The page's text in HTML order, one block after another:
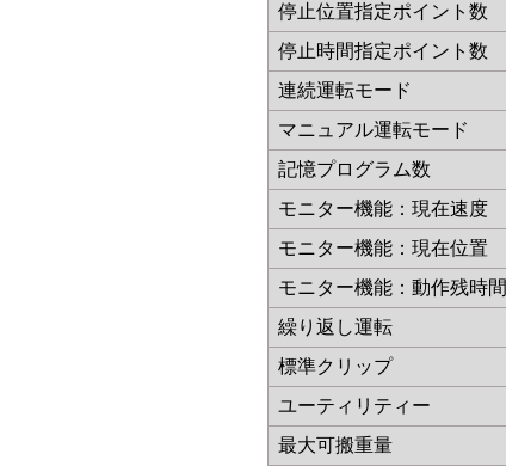
停止位置指定ポイント数
停止時間指定ポイント数
連続運転モード
マニュアル運転モード
記憶プログラム数
モニター機能：現在速度
モニター機能：現在位置
モニター機能：動作残時間
繰り返し運転
標準クリップ
ユーティリティー
最大可搬重量